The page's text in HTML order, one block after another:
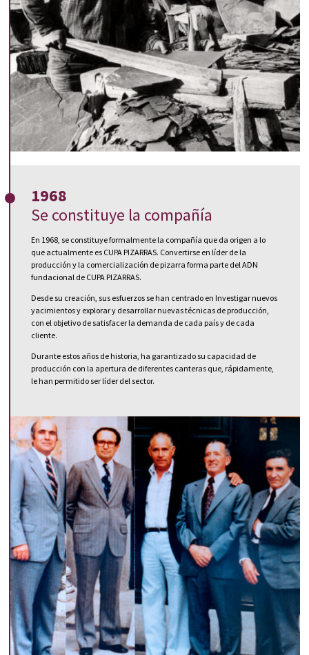
1968
Se constituye la compañía
En 1968, se constituye formalmente la compañía que da origen a lo
que actualmente es CUPA PIZARRAS. Convertirse en líder de la
producción y la comercialización de pizarra forma parte del ADN
fundacional de CUPA PIZARRAS.
Desde su creación, sus esfuerzos se han centrado en Investigar nuevos
yacimientos y explorar y desarrollar nuevas técnicas de producción,
con el objetivo de satisfacer la demanda de cada país y de cada
cliente.
Durante estos años de historia, ha garantizado su capacidad de
producción con la apertura de diferentes canteras que, rápidamente,
le han permitido ser líder del sector.